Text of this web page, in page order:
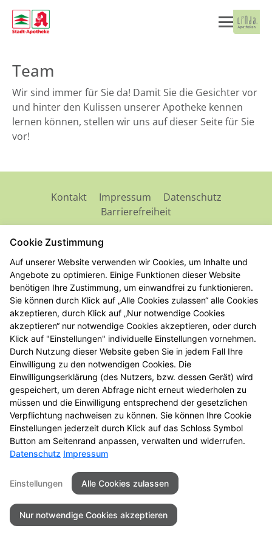
Team
Wir sind immer für Sie da! Damit Sie die Gesichter vor
und hinter den Kulissen unserer Apotheke kennen
lernen können, stellen wir uns auf dieser Seite für Sie
vor!
Kontakt Impressum
Datenschutz
Barrierefreiheit
2026 © Stadt-Apotheke
Cookie Zustimmung
Auf unserer Website verwenden wir Cookies, um Inhalte und
Angebote zu optimieren. Einige Funktionen dieser Website
benötigen Ihre Zustimmung, um einwandfrei zu funktionieren.
Sie können durch Klick auf „Alle Cookies zulassen“ alle Cookies
akzeptieren, durch Klick auf „Nur notwendige Cookies
akzeptieren“ nur notwendige Cookies akzeptieren, oder durch
Klick auf "Einstellungen" individuelle Einstellungen vornehmen.
Durch Nutzung dieser Website geben Sie in jedem Fall Ihre
Einwilligung zu den notwendigen Cookies. Die
Einwilligungserklärung (des Nutzers, bzw. dessen Gerät) wird
gespeichert, um deren Abfrage nicht erneut wiederholen zu
müssen und die Einwilligung entsprechend der gesetzlichen
Verpflichtung nachweisen zu können. Sie können Ihre Cookie
Einstellungen jederzeit durch Klick auf das Schloss Symbol
Button am Seitenrand anpassen, verwalten und widerrufen.
Datenschutz Impressum
Einstellungen Alle Cookies zulassen
Nur notwendige Cookies akzeptieren